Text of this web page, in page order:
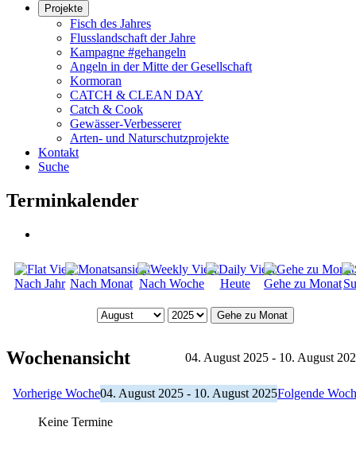
Projekte
Fisch des Jahres
Flusslandschaft der Jahre
Kampagne #gehangeln
Angeln in der Mitte der Gesellschaft
Kormoran
CATCH & CLEAN DAY
Catch & Cook
Gewässer-Verbesserer
Arten- und Naturschutzprojekte
Kontakt
Suche
Terminkalender
Nach Jahr Nach Monat Nach Woche Heute Gehe zu Monat
Gehe zu Monat
Wochenansicht 04. August 2025 - 10. August
Vorherige Woche04. August 2025 - 10. August 2025Folgende
Keine Termine